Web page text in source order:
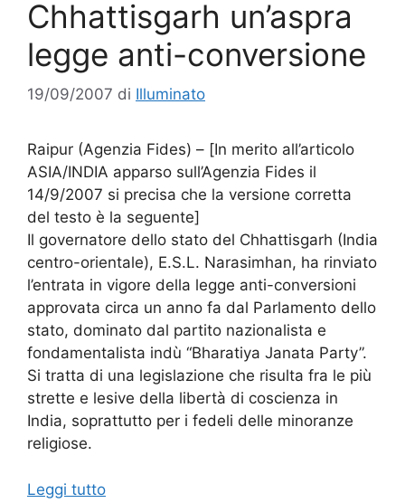
Chhattisgarh un’aspra
legge anti-conversione
19/09/2007 di Illuminato
Raipur (Agenzia Fides) – [In merito all’articolo
ASIA/INDIA apparso sull’Agenzia Fides il
14/9/2007 si precisa che la versione corretta
del testo è la seguente]
Il governatore dello stato del Chhattisgarh (India
centro-orientale), E.S.L. Narasimhan, ha rinviato
l’entrata in vigore della legge anti-conversioni
approvata circa un anno fa dal Parlamento dello
stato, dominato dal partito nazionalista e
fondamentalista indù “Bharatiya Janata Party”.
Si tratta di una legislazione che risulta fra le più
strette e lesive della libertà di coscienza in
India, soprattutto per i fedeli delle minoranze
religiose.
Leggi tutto